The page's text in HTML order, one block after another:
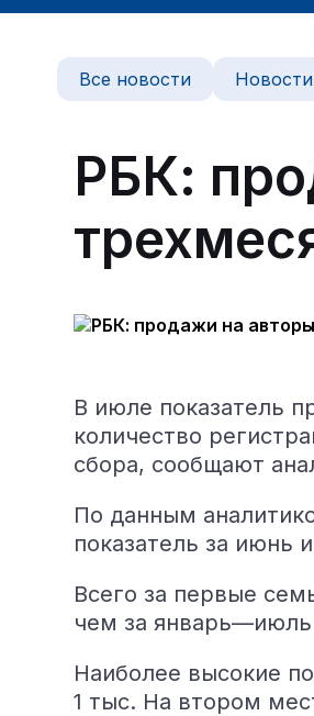
Все новости
РБК:
В июле показатель
количество
сбора, сообщают
По данным
показатель за июнь
Всего за первые
чем за
Наиболее высокие
1 тыс. На втором